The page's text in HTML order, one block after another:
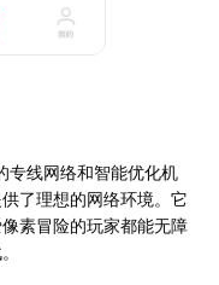
专线网络和智能优化机
了理想的网络环境。它
素冒险的玩家都能无障